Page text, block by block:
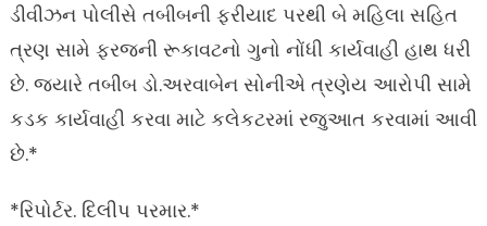
ડીવીઝન પોલીસે તબીબની ફરીયાદ પરથી બે મહિલા સહિત
ત્રણ સામે ફરજની રૂકાવટનો ગુનો નોંધી કાર્યવાહી હાથ ધરી
છે. જયારે તબીબ ડો.અરવાબેન સોનીએ ત્રણેય આરોપી સામે
કડક કાર્યવાહી કરવા માટે કલેકટરમાં રજુઆત કરવામાં આવી
છે.*
*રિપોર્ટર. દિલીપ પરમાર.*